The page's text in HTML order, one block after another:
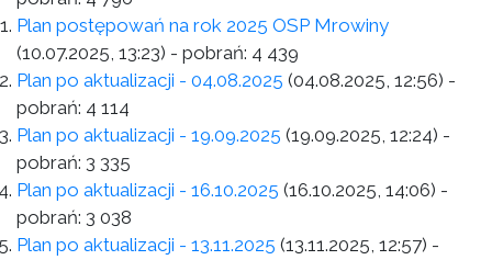
Plan postępowań na rok 2025 OSP Mrowiny
(10.07.2025, 13:23) - pobrań: 4 439
Plan po aktualizacji - 04.08.2025 (04.08.2025, 12:56) -
pobrań: 4 114
Plan po aktualizacji - 19.09.2025 (19.09.2025, 12:24) -
pobrań: 3 335
Plan po aktualizacji - 16.10.2025 (16.10.2025, 14:06) -
pobrań: 3 038
Plan po aktualizacji - 13.11.2025 (13.11.2025, 12:57) -